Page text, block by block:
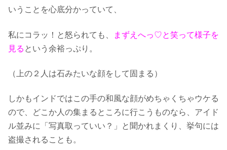
いうことを心底分かっていて、
私にコラッ！と怒られても、
まずえへっ♡と笑って様子を
見る という余裕っぷり。
（上の２人は石みたいな顔をして固まる）
しかもインドではこの手の和風な顔がめちゃくちゃウケる
ので、どこか人の集まるところに行こうものなら、アイド
ル並みに「写真取っていい？」と聞かれまくり、挙句には
盗撮されることも。